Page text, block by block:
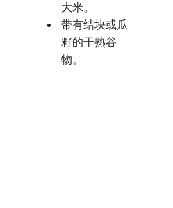
大米。
带有结块或瓜
籽的干熟谷
物。